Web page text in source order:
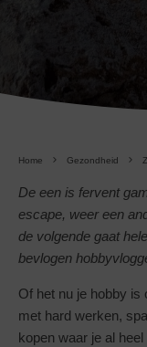
Home Gezondheid
De een is fervent
escape, weer een
de volgende gaat
bevlogen
Of het nu je hobby is
met hard werken,
kopen waar je al